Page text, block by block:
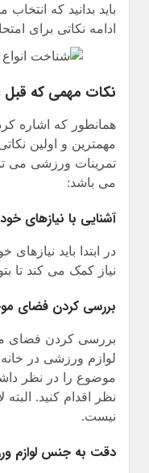
باید بدانید که
ادامه نکاتی برای
نکات مهمی که قبل
همانطور که اشاره
مهمترین و اولین
تمرینات ورزشی می
می باشد:
آشنایی با نیازهای خود
در ابتدا باید
نیاز کمک می کند تا
بررسی کردن فضای
بررسی کردن فضای
لوازم ورزشی در
موضوع را در نظر
نظر اقدام کنید.
نیست.
دقت به جنس لوازم